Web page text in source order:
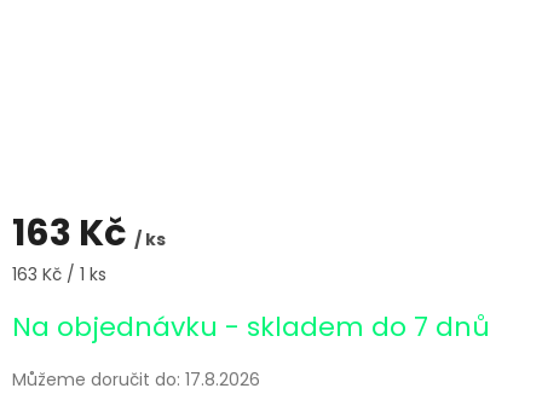
163 Kč / ks
Měrná
163 Kč / 1 ks
Na objednávku - skladem do 7 dnů
Můžeme doručit do: 17.8.2026